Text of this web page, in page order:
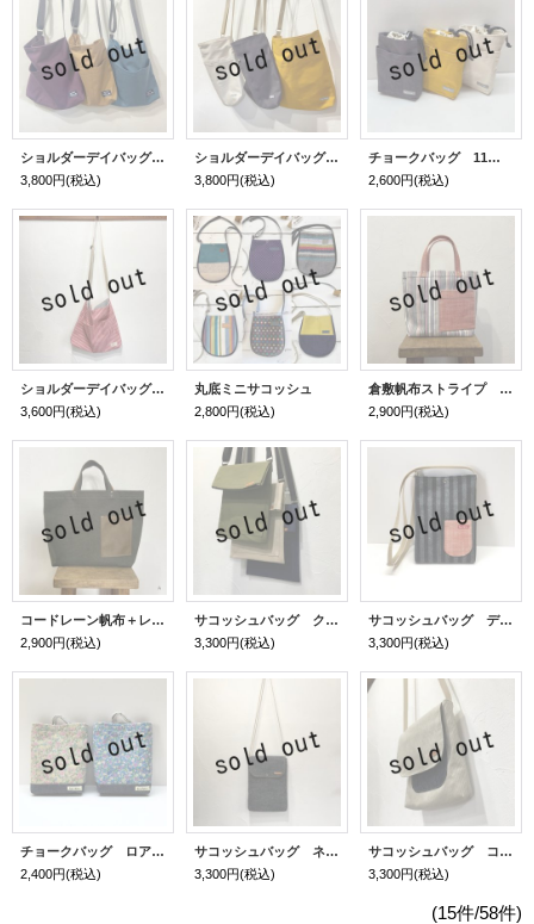
ショルダーデイバッグ 11号帆布
3,800円(税込)
ショルダーデイバッグ 11号帆布
3,800円(税込)
チョークバッグ 11号帆布
2,600円(税込)
ショルダーデイバッグ レッドヒッコリー
3,600円(税込)
丸底ミニサコッシュ
2,800円(税込)
倉敷帆布ストライプ トートバッグ
2,900円(税込)
コードレーン帆布＋レザーポケット トートバッグ
2,900円(税込)
サコッシュバッグ クラシック帆布
3,300円(税込)
サコッシュバッグ デニムストライプ
3,300円(税込)
チョークバッグ ロアンヌ
2,400円(税込)
サコッシュバッグ ネップダンガリー
3,300円(税込)
サコッシュバッグ コーデュロイとストライプポケット
3,300円(税込)
(15件/58件)